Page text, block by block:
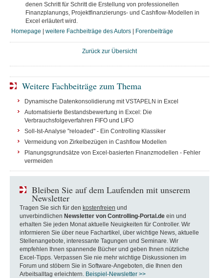
denen Schritt für Schritt die Erstellung von professionellen
Finanzplanungs, Projektfinanzierungs- und Cashflow-Modellen in
Excel erläutert wird.
Homepage | weitere Fachbeiträge des Autors | Forenbeiträge
Zurück zur Übersicht
Weitere Fachbeiträge zum Thema
Dynamische Datenkonsolidierung mit VSTAPELN in Excel
Automatisierte Bestandsbewertung in Excel: Die
Verbrauchsfolgeverfahren FIFO und LIFO
Soll-Ist-Analyse "reloaded" - Ein Controlling Klassiker
Vermeidung von Zirkelbezügen in Cashflow Modellen
Planungsgrundsätze von Excel-basierten Finanzmodellen - Fehler
vermeiden
Bleiben Sie auf dem Laufenden mit unserem
Newsletter
Tragen Sie sich für den kostenfreien und
unverbindlichen Newsletter von Controlling-Portal.de ein und
erhalten Sie jeden Monat aktuelle Neuigkeiten für Controller. Wir
informieren Sie über neue Fachartikel, über wichtige News, aktuelle
Stellenangebote, interessante Tagungen und Seminare. Wir
empfehlen Ihnen spannende Bücher und geben Ihnen nützliche
Excel-Tipps. Verpassen Sie nie mehr wichtige Diskussionen im
Forum und stöbern Sie in Software-Angeboten, die Ihnen den
Arbeitsalltag erleichtern. Beispiel-Newsletter >>